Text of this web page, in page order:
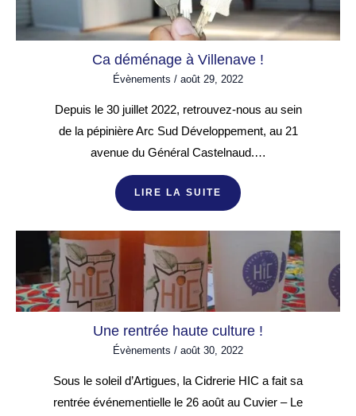
Ca déménage à Villenave !
Évènements / août 29, 2022
Depuis le 30 juillet 2022, retrouvez-nous au sein
de la pépinière Arc Sud Développement, au 21
avenue du Général Castelnaud.…
LIRE LA SUITE
Une rentrée haute culture !
Évènements / août 30, 2022
Sous le soleil d’Artigues, la Cidrerie HIC a fait sa
rentrée événementielle le 26 août au Cuvier – Le